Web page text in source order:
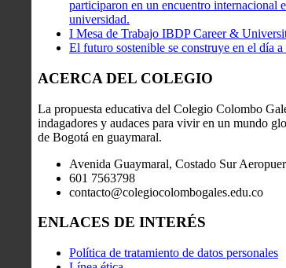
participaron en un encuentro internacional
universidad.
I Mesa de Trabajo IBDP Career &
El futuro sostenible se construye en el día a
ACERCA DEL COLEGIO
La propuesta educativa del Colegio Colombo
indagadores y audaces para vivir en un mundo
de Bogotá en guaymaral.
Avenida Guaymaral, Costado Sur
601 7563798
contacto@colegiocolombogales.edu.co
ENLACES DE INTERÉS
Política de tratamiento de datos personales